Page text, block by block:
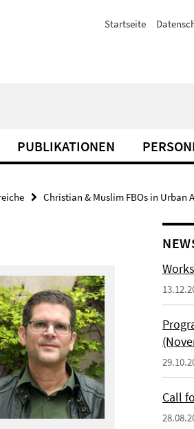
Startseite
PUBLIKATIONEN
Christian & Muslim FBOs in Urban
Call